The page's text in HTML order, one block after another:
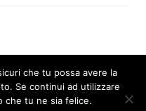
che tu possa avere la
Se continui ad utilizzare
che tu ne sia felice.